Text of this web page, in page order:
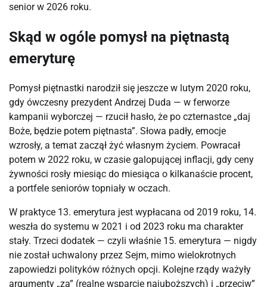
senior w 2026 roku.
Skąd w ogóle pomysł na piętnastą
emeryturę
Pomysł piętnastki narodził się jeszcze w lutym 2020 roku,
gdy ówczesny prezydent Andrzej Duda — w ferworze
kampanii wyborczej — rzucił hasło, że po czternastce „daj
Boże, będzie potem piętnasta”. Słowa padły, emocje
wzrosły, a temat zaczął żyć własnym życiem. Powracał
potem w 2022 roku, w czasie galopującej inflacji, gdy ceny
żywności rosły miesiąc do miesiąca o kilkanaście procent,
a portfele seniorów topniały w oczach.
W praktyce 13. emerytura jest wypłacana od 2019 roku, 14.
weszła do systemu w 2021 i od 2023 roku ma charakter
stały. Trzeci dodatek — czyli właśnie 15. emerytura — nigdy
nie został uchwalony przez Sejm, mimo wielokrotnych
zapowiedzi polityków różnych opcji. Kolejne rządy ważyły
argumenty „za” (realne wsparcie najuboższych) i „przeciw”